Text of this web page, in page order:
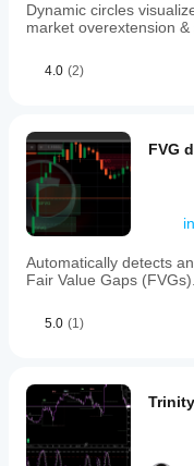
Dynamic circles
market overextension
4.0 (2)
FVG
Automatically detects
Fair Value Gaps (FVGs).
5.0 (1)